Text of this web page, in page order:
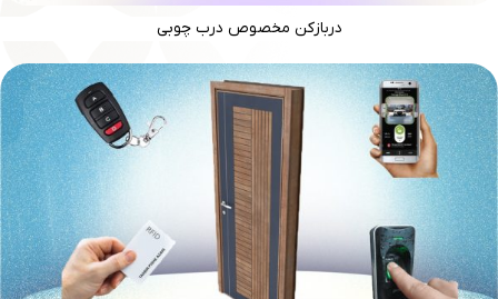
دربازکن مخصوص درب چوبی